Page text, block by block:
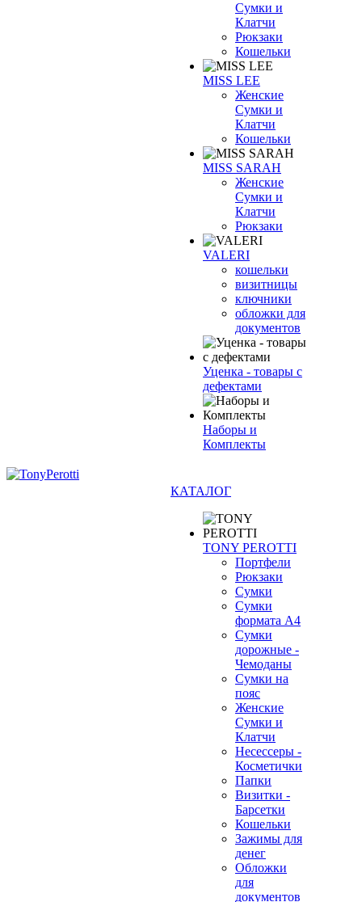
Сумки и
Клатчи
Рюкзаки
Кошельки
MISS LEE
Женские
Сумки и
Клатчи
Кошельки
MISS SARAH
Женские
Сумки и
Клатчи
Рюкзаки
VALERI
кошельки
визитницы
ключники
обложки для
документов
Уценка - товары с
дефектами
Наборы и
Комплекты
КАТАЛОГ
TONY PEROTTI
Портфели
Рюкзаки
Сумки
Сумки
формата А4
Сумки
дорожные -
Чемоданы
Сумки на
пояс
Женские
Сумки и
Клатчи
Несессеры -
Косметички
Папки
Визитки -
Барсетки
Кошельки
Зажимы для
денег
Обложки
для
документов